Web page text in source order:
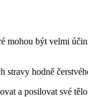
být velmi
hodně
a posilovat své